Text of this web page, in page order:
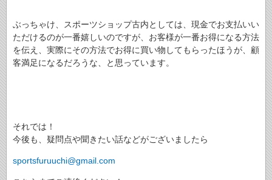
ぶっちゃけ、スポーツショップ古内としては、現金でお支払いい
ただけるのが一番嬉しいのですが、お客様が一番お得になる方法
を伝え、実際にその方法でお得に買い物してもらったほうが、顧
客満足になるだろうな、と思っています。
それでは！
今後も、疑問点や聞きたい話などがございましたら
sportsfuruuchi@gmail.com